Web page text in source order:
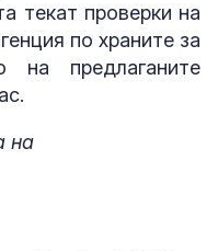
текат проверки на
по храните за
на предлаганите
на